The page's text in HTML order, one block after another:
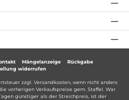
Mängelanzeige
Rückgabe
widerrufen
zzgl. Versandkosten, wenn nicht anders
vorherigen Verkaufspreise gem. Staffel. War
günstiger als der Streichpreis, ist der